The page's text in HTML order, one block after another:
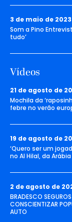
3 de maio de 2023
Som a Pino
tudo’
Vídeos
21 de agosto de
Mochila da
febre no verão
19 de agosto de
‘Quero ser um
no Al Hilal, da
2 de agosto de
BRADESCO
CONSCIENTIZAR
AUTO